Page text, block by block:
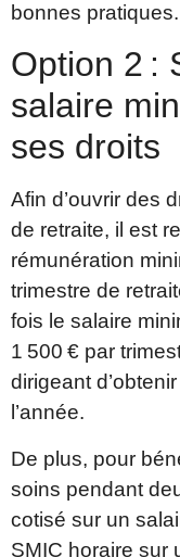
bonnes pratiques.
Option 2 :
salaire
ses droits
Afin d’ouvrir des
de retraite, il est
rémunération
trimestre de
fois le salaire
1 500 € par
dirigeant
l’année.
De plus, pour
soins pendant
cotisé sur un
SMIC horaire sur